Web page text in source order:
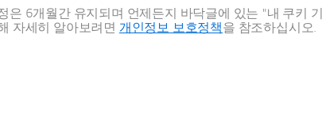
dans un environnement international et à collaborer
aussi
scientifique au cœur de l’innovation technologique,
은 6개월간 유지되며 언제든지 바닥글에 있는 "내 쿠키
자세히 알아보려면 개인정보 보호정책을 참조하십시오.